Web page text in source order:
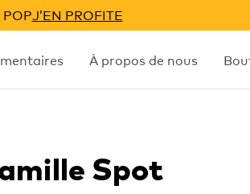
J’EN PROFITE
À propos de nous
Spot